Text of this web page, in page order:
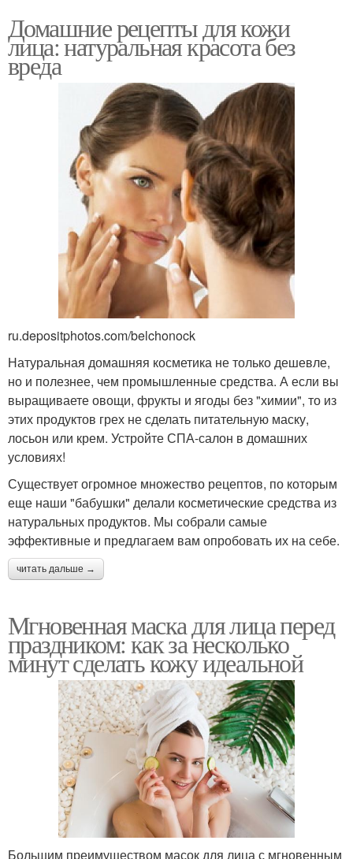
Домашние рецепты для кожи
лица: натуральная красота без
вреда
ru.depositphotos.com/belchonock
Натуральная домашняя косметика не только дешевле,
но и полезнее, чем промышленные средства. А если вы
выращиваете овощи, фрукты и ягоды без "химии", то из
этих продуктов грех не сделать питательную маску,
лосьон или крем. Устройте СПА-салон в домашних
условиях!
Существует огромное множество рецептов, по которым
еще наши "бабушки" делали косметические средства из
натуральных продуктов. Мы собрали самые
эффективные и предлагаем вам опробовать их на себе.
читать дальше →
Мгновенная маска для лица перед
праздником: как за несколько
минут сделать кожу идеальной
Большим преимуществом масок для лица с мгновенным